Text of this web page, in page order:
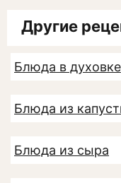
Другие
Блюда в духовке
Блюда из
Блюда из сыра